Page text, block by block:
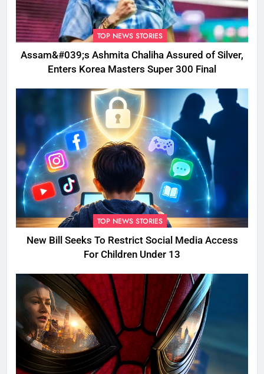
TOP NEWS STORIES
Assam&#039;s Ashmita Chaliha Assured of Silver,
Enters Korea Masters Super 300 Final
TOP NEWS STORIES
New Bill Seeks To Restrict Social Media Access
For Children Under 13